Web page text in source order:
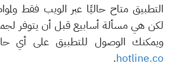
التطبيق متاح حاليًا عبر الويب فقط
لكن هي مسألة أسابيع قبل أن يتوفر
ويمكنك الوصول للتطبيق على أي
hotline.co
.